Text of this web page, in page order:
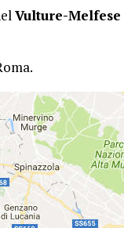
Vulture-Melfese